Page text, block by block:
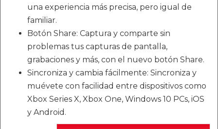
una experiencia más precisa, pero igual de
familiar.
Botón Share: Captura y comparte sin
problemas tus capturas de pantalla,
grabaciones y más, con el nuevo botón Share.
Sincroniza y cambia fácilmente: Sincroniza y
muévete con facilidad entre dispositivos como
Xbox Series X, Xbox One, Windows 10 PCs, iOS
y Android.